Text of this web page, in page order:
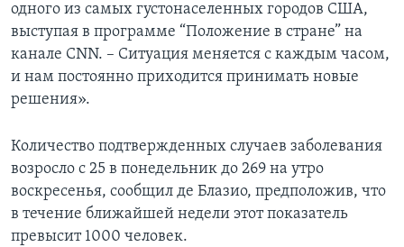
одного из самых густонаселенных городов США,
выступая в программе “Положение в стране” на
канале CNN. – Ситуация меняется с каждым часом,
и нам постоянно приходится принимать новые
решения».
Количество подтвержденных случаев заболевания
возросло с 25 в понедельник до 269 на утро
воскресенья, сообщил де Блазио, предположив, что
в течение ближайшей недели этот показатель
превысит 1000 человек.